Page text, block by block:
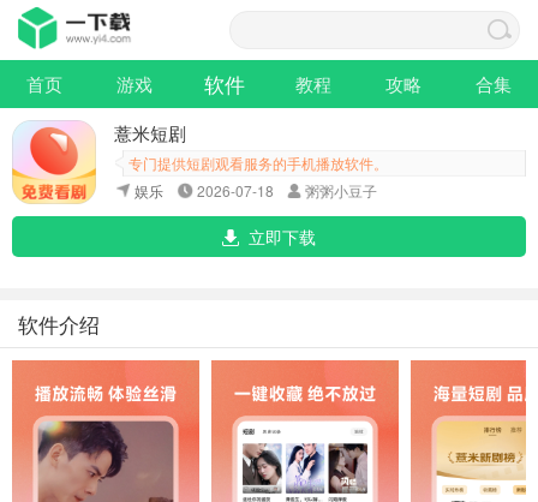
首页 游戏 软件 教程 攻略 合集
薏米短剧
专门提供短剧观看服务的手机播放软件。
娱乐
2026-07-18 粥粥小豆子
立即下载
软件介绍